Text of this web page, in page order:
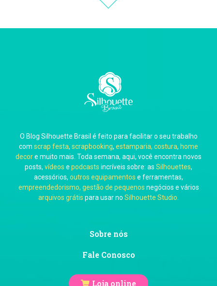
Carla Eschberger
Carol Pessoa
Ju Mirthes
O Blog Silhouette Brasil é feito para facilitar o seu trabalho
com scrap festa, scrapbooking, estamparia, costura, home
decore muito mais. Toda semana, aqui, você encontra novos
posts, vídeos e podcasts incríveis sobre: as Silhouettes,
acessórios, outros equipamentos e ferramentas,
empreendedorismo, gestão de pequenos negócios e vários
arquivos grátis para usar no Silhouette Studio
Sobre nós
Fale Conosco
Loja online